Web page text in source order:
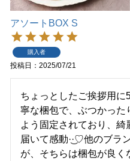
アソートBOX S
購入者
投稿日 2025/07/21
ちょっとしたご挨拶用
寧な梱包で、ぶつかった
よう固定されており、
届いて感動·͜·♡他のブラ
が、そちらは梱包が良